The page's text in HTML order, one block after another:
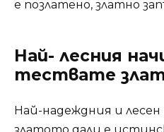
е позлатено, златно
Най- лесния
тествате
Най-надеждния и